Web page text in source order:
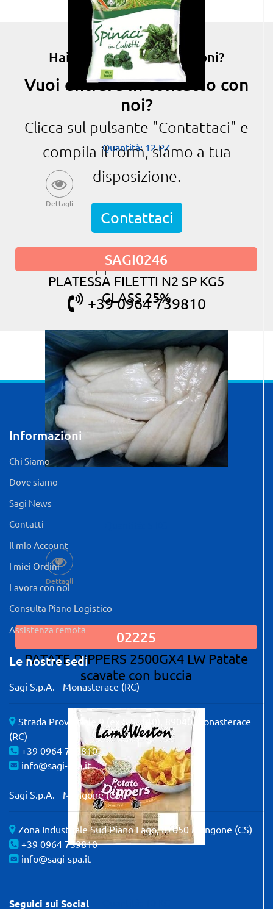
Quantità: 12 PZ
Dettagli
SAGI0246
PLATESSA FILETTI N2 SP KG5
GLASS.25%
Dettagli
02225
PATATE DIPPERS 2500GX4 LW Patate
scavate con buccia
Hai bisogno di informazioni?
Vuoi entrare in contatto con
noi?
Clicca sul pulsante "Contattaci" e
compila il form, siamo a tua
disposizione.
Contattaci
oppure chiama
+39 0964 739810
Informazioni
Chi Siamo
Dove siamo
Sagi News
Contatti
Il mio Account
I miei Ordini
Lavora con noi
Consulta Piano Logistico
Assistenza remota
Le nostre sedi
Sagi S.p.A. - Monasterace (RC)
Strada Provinciale 9 (ex S.S. 110), 89040 Monasterace
(RC)
+39 0964 739810
info@sagi-spa.it
Sagi S.p.A. - Mangone (CS)
Zona Industriale Sud Piano Lago, 87050 Mangone (CS)
+39 0964 739810
info@sagi-spa.it
Seguici sui Social